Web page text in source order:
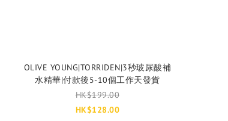
OLIVE YOUNG|TORRIDEN|3秒玻尿酸補
水精華|付款後5-10個工作天發貨
HK$199.00
HK$128.00